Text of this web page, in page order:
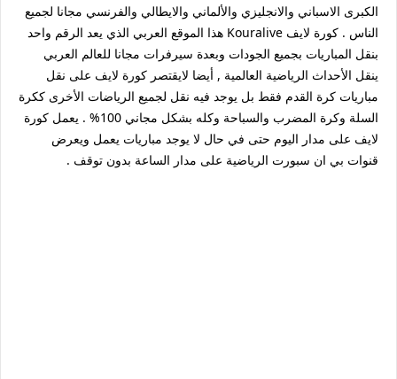
الكبرى الاسباني والانجليزي والألماني والايطالي والفرنسي مجانا لجميع
الناس . كورة لايف Kouralive هذا الموقع العربي الذي يعد الرقم واحد
بنقل المباريات بجميع الجودات وبعدة سيرفرات مجانا للعالم العربي
ينقل الأحداث الرياضية العالمية , أيضا لايقتصر كورة لايف على نقل
مباريات كرة القدم فقط بل يوجد فيه نقل لجميع الرياضات الأخرى ككرة
السلة وكرة المضرب والسباحة وكله بشكل مجاني 100% . يعمل كورة
لايف على مدار اليوم حتى في حال لا يوجد مباريات يعمل ويعرض
قنوات بي ان سبورت الرياضية على مدار الساعة بدون توقف .